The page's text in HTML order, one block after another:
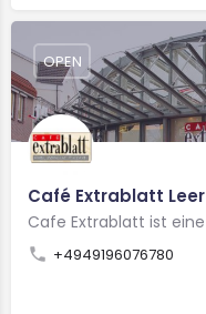
Café Extrablatt Leer
+4949196076780
OPEN